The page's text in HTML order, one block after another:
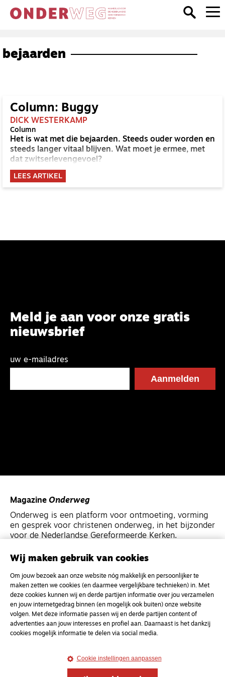
bejaarden
Column: Buggy
DICK WESTERKAMP
Column
Het is wat met die bejaarden. Steeds ouder worden en
steeds langer vitaal blijven. Wat moet je ermee, met
dat zwitserlevengevoel?
LEES ARTIKEL
Meld je aan voor onze gratis
nieuwsbrief
uw e-mailadres
Magazine Onderweg
Onderweg is een platform voor ontmoeting, vorming
en gesprek voor christenen onderweg, in het bijzonder
voor de Nederlandse Gereformeerde Kerken.
MagazineOnderweg
Kvk-nummer 33277063
NL46 INGB 0117 5827 86
info@onderwegonline.nl
Wij maken gebruik van cookies
Om jouw bezoek aan onze website nóg makkelijk en persoonlijker te
maken zetten we cookies (en daarmee vergelijkbare technieken) in. Met
deze cookies kunnen wij en derde partijen informatie over jou verzamelen
en jouw internetgedrag binnen (en mogelijk ook buiten) onze website
volgen. Met deze informatie passen wij en derde partijen content of
advertenties aan jouw interesses en profiel aan. Daarnaast is het dankzij
cookies mogelijk informatie te delen via social media.
Cookie instellingen aanpassen